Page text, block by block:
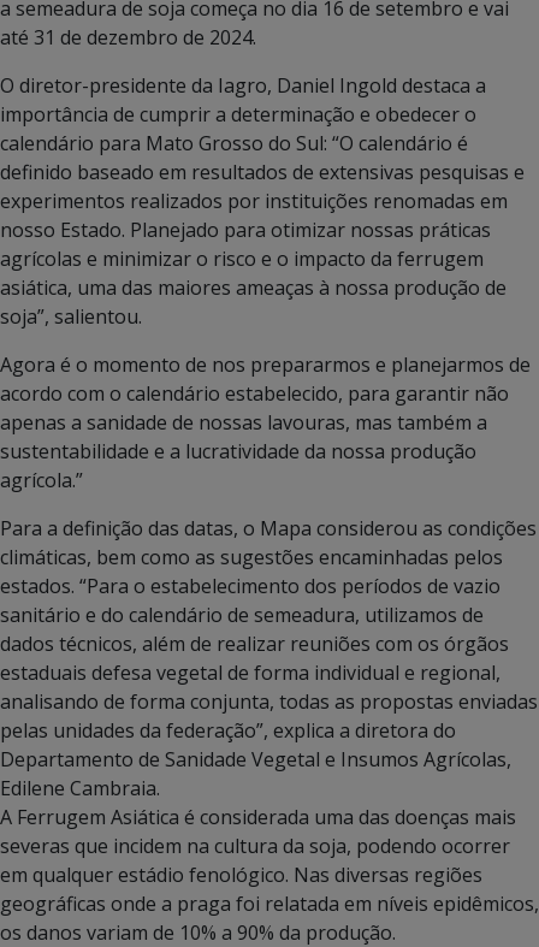
a semeadura de soja começa no dia 16 de setembro e vai
até 31 de dezembro de 2024.
O diretor-presidente da Iagro, Daniel Ingold destaca a
importância de cumprir a determinação e obedecer o
calendário para Mato Grosso do Sul: “O calendário é
definido baseado em resultados de extensivas pesquisas e
experimentos realizados por instituições renomadas em
nosso Estado. Planejado para otimizar nossas práticas
agrícolas e minimizar o risco e o impacto da ferrugem
asiática, uma das maiores ameaças à nossa produção de
soja”, salientou.
Agora é o momento de nos prepararmos e planejarmos de
acordo com o calendário estabelecido, para garantir não
apenas a sanidade de nossas lavouras, mas também a
sustentabilidade e a lucratividade da nossa produção
agrícola.”
Para a definição das datas, o Mapa considerou as condições
climáticas, bem como as sugestões encaminhadas pelos
estados. “Para o estabelecimento dos períodos de vazio
sanitário e do calendário de semeadura, utilizamos de
dados técnicos, além de realizar reuniões com os órgãos
estaduais defesa vegetal de forma individual e regional,
analisando de forma conjunta, todas as propostas enviadas
pelas unidades da federação”, explica a diretora do
Departamento de Sanidade Vegetal e Insumos Agrícolas,
Edilene Cambraia.
A Ferrugem Asiática é considerada uma das doenças mais
severas que incidem na cultura da soja, podendo ocorrer
em qualquer estádio fenológico. Nas diversas regiões
geográficas onde a praga foi relatada em níveis epidêmicos,
os danos variam de 10% a 90% da produção.